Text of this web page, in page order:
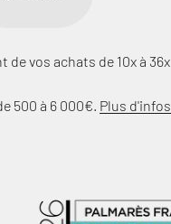
de vos achats de 10x à 36x
500 à 6 000€. Plus d'infos